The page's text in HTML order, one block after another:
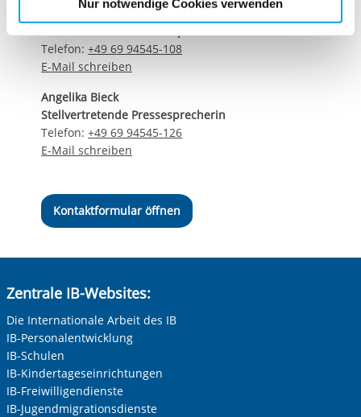
Cookies, die erforderlich zur Bereitstellung der von Ihnen
aufgerufenen und somit gewünschten Website-
Funktionen sind. Diese Cookies setzen wir aufgrund
berechtigter Interessen und daher unabhängig von einer
Einwilligung.
Nur notwendige Cookies verwenden
Matthias Schwerdtfeger
Telefon:+49 69 94545-108
E-Mail schreiben
Angelika Bieck
Stellvertretende Pressesprecherin
Telefon:+49 69 94545-126
E-Mail schreiben
Kontaktformular öffnen
Zentrale IB-Websites:
Die Internationale Arbeit des IB
IB-Personalentwicklung
IB-Schulen
IB-Kindertageseinrichtungen
IB-Freiwilligendienste
IB-Jugendmigrationsdienste